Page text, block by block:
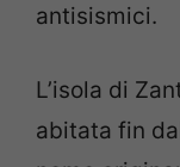
antisismici.
L’isola di
abitata fin